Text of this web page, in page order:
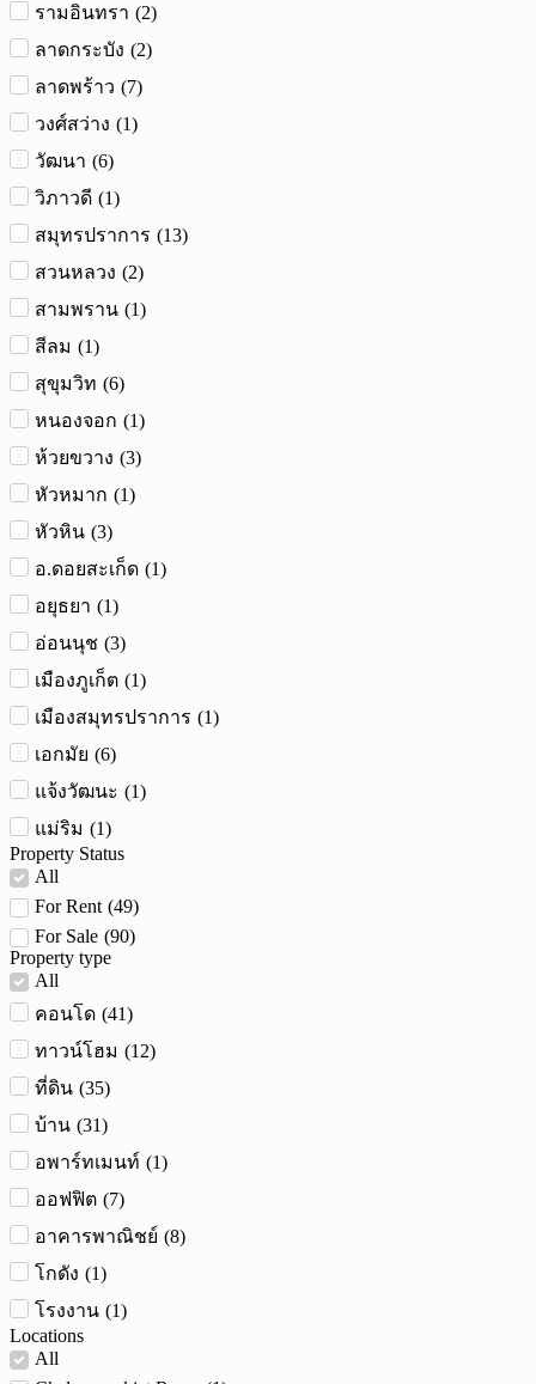
รามอินทรา (2)
ลาดกระบัง (2)
ลาดพร้าว (7)
วงศ์สว่าง (1)
วัฒนา (6)
วิภาวดี (1)
สมุทรปราการ (13)
สวนหลวง (2)
สามพราน (1)
สีลม (1)
สุขุมวิท (6)
หนองจอก (1)
ห้วยขวาง (3)
หัวหมาก (1)
หัวหิน (3)
อ.ดอยสะเก็ด (1)
อยุธยา (1)
อ่อนนุช (3)
เมืองภูเก็ต (1)
เมืองสมุทรปราการ (1)
เอกมัย (6)
แจ้งวัฒนะ (1)
แม่ริม (1)
Property Status
All
For Rent (49)
For Sale (90)
Property type
All
คอนโด (41)
ทาวน์โฮม (12)
ที่ดิน (35)
บ้าน (31)
อพาร์ทเมนท์ (1)
ออฟฟิต (7)
อาคารพาณิชย์ (8)
โกดัง (1)
โรงงาน (1)
Locations
All